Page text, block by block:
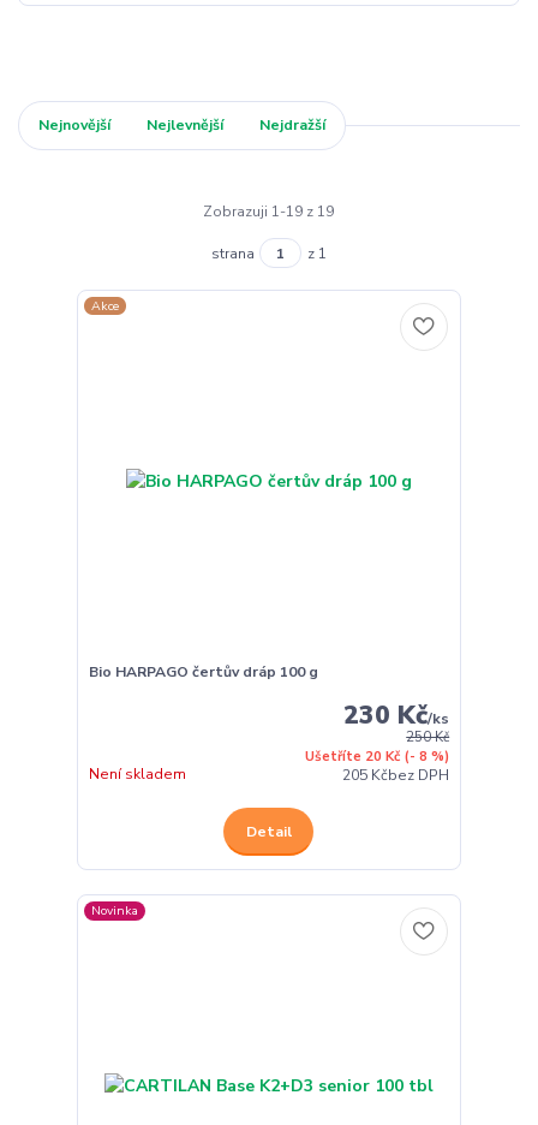
Nejnovější Nejlevnější Nejdražší
Zobrazuji 1-19 z 19
strana z 1
Akce
Bio HARPAGO čertův dráp 100 g
250 Kč
Ušetříte 20 Kč (- 8 %)
230 Kč/ks
205 Kčbez DPH
Není skladem
Detail
Novinka